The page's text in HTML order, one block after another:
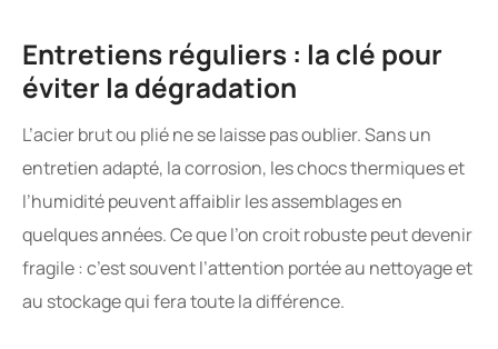
Entretiens réguliers : la clé pour
éviter la dégradation
L’acier brut ou plié ne se laisse pas oublier. Sans un
entretien adapté, la corrosion, les chocs thermiques et
l’humidité peuvent affaiblir les assemblages en
quelques années. Ce que l’on croit robuste peut devenir
fragile : c’est souvent l’attention portée au nettoyage et
au stockage qui fera toute la différence.